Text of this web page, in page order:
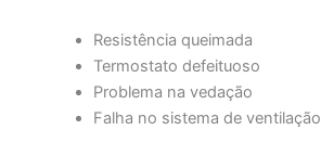
Resistência queimada
Termostato defeituoso
Problema na vedação
Falha no sistema de ventilação